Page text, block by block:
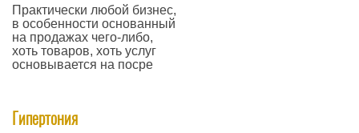
Практически любой бизнес,
в особенности основанный
на продажах чего-либо,
хоть товаров, хоть услуг
основывается на посре
Гипертония